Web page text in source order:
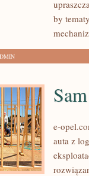
by
e-
auta z